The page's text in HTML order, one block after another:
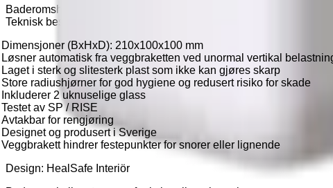
Baderomshylle
Teknisk beskrivelse
Dimensjoner (BxHxD): 210x100x100 mm
Løsner automatisk fra veggbraketten ved unormal vertikal
Laget i sterk og slitesterk plast som ikke kan gjøres skarp
Store radiushjørner for god hygiene og redusert risiko for skade
Inkluderer 2 uknuselige glass
Testet av SP / RISE
Avtakbar for rengjøring
Designet og produsert i Sverige
Veggbrakett hindrer festepunkter for snorer eller lignende
Design: HealSafe Interiör